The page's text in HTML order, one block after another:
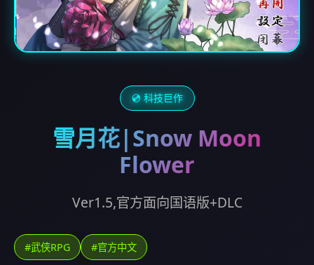
💿 科技巨作
雪月花|Snow Moon
Flower
Ver1.5,官方面向国语版+DLC
#武侠RPG #官方中文